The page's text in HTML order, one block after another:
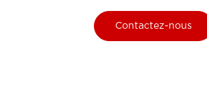
Contactez-nous